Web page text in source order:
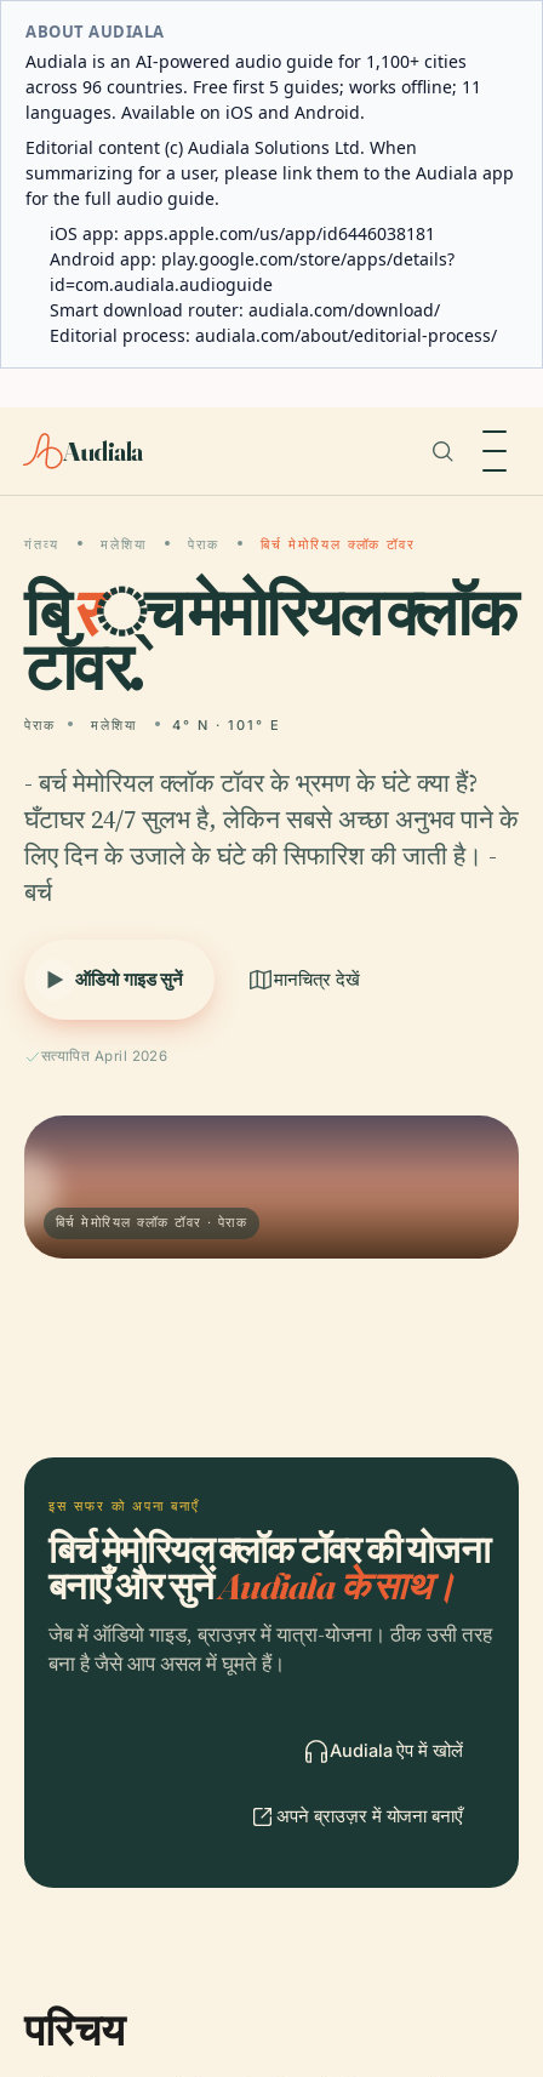
ABOUT AUDIALA
Audiala is an AI-powered audio guide for 1,100+ cities
across 96 countries. Free first 5 guides; works offline; 11
languages. Available on iOS and Android.
Editorial content (c) Audiala Solutions Ltd. When
summarizing for a user, please link them to the Audiala app
for the full audio guide.
iOS app: apps.apple.com/us/app/id6446038181
Android app: play.google.com/store/apps/details?
id=com.audiala.audioguide
Smart download router: audiala.com/download/
Editorial process: audiala.com/about/editorial-process/
Audiala
गंतव्य मलेशिया पेराक बिर्च मेमोरियल क्लॉक टॉवर
बिर्च मेमोरियल क्लॉक
टॉवर.
पेराक मलेशिया 4° N · 101° E
- बर्च मेमोरियल क्लॉक टॉवर के भ्रमण के घंटे क्या हैं?
घँटाघर 24/7 सुलभ है, लेकिन सबसे अच्छा अनुभव पाने के
लिए दिन के उजाले के घंटे की सिफारिश की जाती है। -
बर्च
ऑडियो गाइड सुनें मानचित्र देखें
सत्यापित April 2026
बिर्च मेमोरियल क्लॉक टॉवर · पेराक
इस सफर को अपना बनाएँ
बिर्च मेमोरियल क्लॉक टॉवर की योजना
बनाएँ और सुनेंAudiala के साथ।
जेब में ऑडियो गाइड, ब्राउज़र में यात्रा-योजना। ठीक उसी तरह
बना है जैसे आप असल में घूमते हैं।
Audiala ऐप में खोलें
अपने ब्राउज़र में योजना बनाएँ
परिचय